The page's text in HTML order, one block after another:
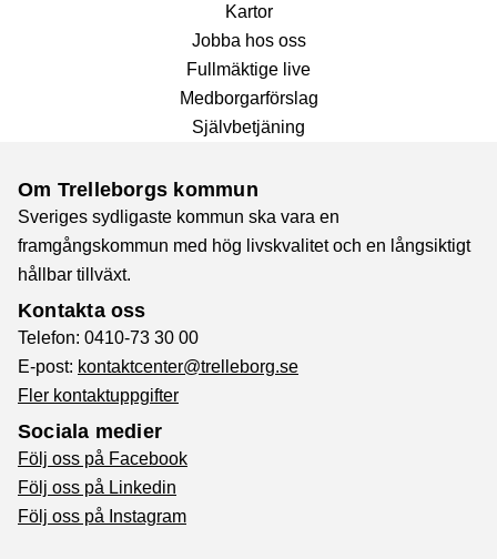
Kartor
Jobba hos oss
Fullmäktige live
Medborgarförslag
Självbetjäning
Om Trelleborgs kommun
Sveriges sydligaste kommun ska vara en
framgångskommun med hög livskvalitet och en långsiktigt
hållbar tillväxt.
Kontakta oss
Telefon: 0410-73 30 00
E-post: kontaktcenter@trelleborg.se
Fler kontaktuppgifter
Sociala medier
Följ oss på Facebook
Följ oss på Linkedin
Följ oss på Instagram